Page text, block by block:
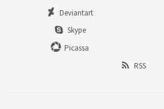
Deviantart
Skype
Picassa
RSS